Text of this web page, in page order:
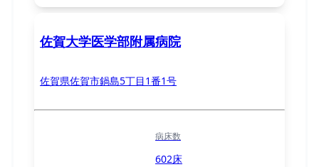
佐賀大学医学部附属病院
佐賀県佐賀市鍋島5丁目1番1号
病床数
602床